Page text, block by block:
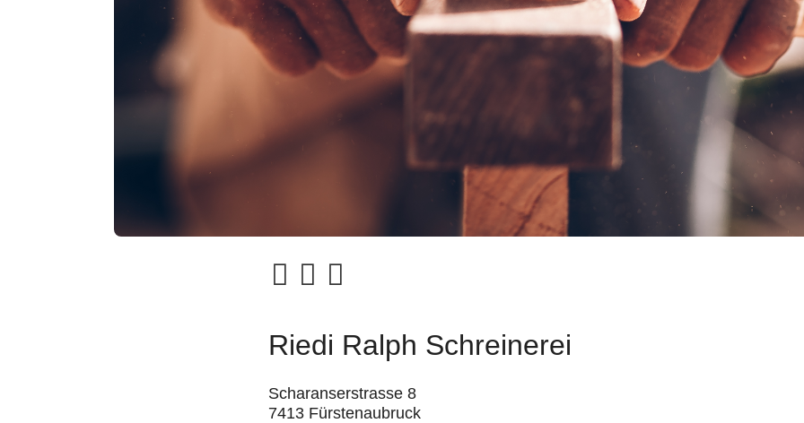
Riedi Ralph Schreinerei
Scharanserstrasse 8
7413 Fürstenaubruck